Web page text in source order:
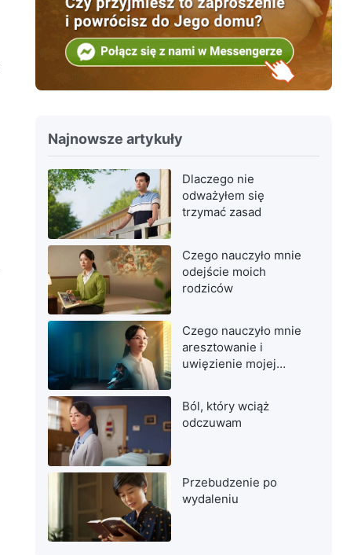
Najnowsze artykuły
Dlaczego nie
odważyłem się
trzymać zasad
Czego nauczyło mnie
odejście moich
rodziców
Czego nauczyło mnie
aresztowanie i
uwięzienie mojej
Ból, który wciąż
odczuwam
Przebudzenie po
wydaleniu